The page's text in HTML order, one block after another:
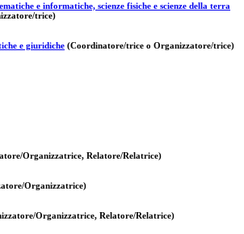
e informatiche, scienze fisiche e scienze della terra
trice)
e giuridiche (Coordinatore/trice o Organizzatore/trice)
Organizzatrice, Relatore/Relatrice)
Organizzatrice)
Organizzatrice, Relatore/Relatrice)